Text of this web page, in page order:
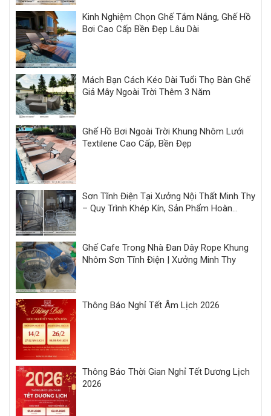
Kinh Nghiệm Chọn Ghế Tắm Nắng, Ghế Hồ
Bơi Cao Cấp Bền Đẹp Lâu Dài
Mách Bạn Cách Kéo Dài Tuổi Thọ Bàn Ghế
Giả Mây Ngoài Trời Thêm 3 Năm
Ghế Hồ Bơi Ngoài Trời Khung Nhôm Lưới
Textilene Cao Cấp, Bền Đẹp
Sơn Tĩnh Điện Tại Xưởng Nội Thất Minh Thy
– Quy Trình Khép Kín, Sản Phẩm Hoàn
Ghế Cafe Trong Nhà Đan Dây Rope Khung
Nhôm Sơn Tĩnh Điện | Xưởng Minh Thy
Thông Báo Nghỉ Tết Âm Lịch 2026
Thông Báo Thời Gian Nghỉ Tết Dương Lịch
2026